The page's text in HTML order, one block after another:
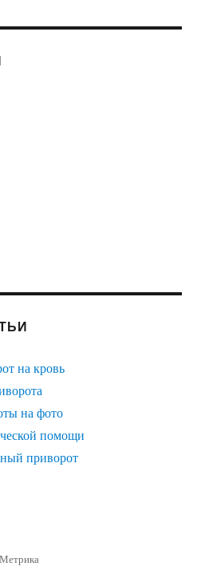
на кровь
на фото
помощи
приворот